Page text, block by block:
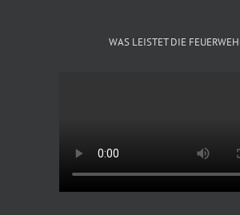
WAS LEISTET DIE